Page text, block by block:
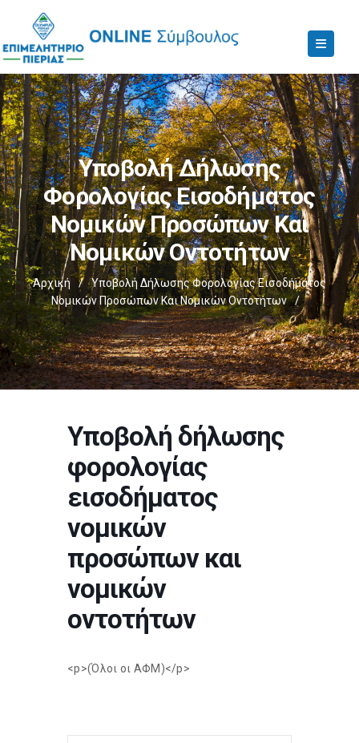
Υποβολή Δήλωσης
Φορολογίας Εισοδήματος
Νομικών Προσώπων Και
Νομικών Οντοτήτων
Αρχική /
Υποβολή Δήλωσης Φορολογίας Εισοδήματος
Νομικών Προσώπων Και Νομικών Οντοτήτων
/
Υποβολή δήλωσης
φορολογίας
εισοδήματος
νομικών
προσώπων και
νομικών
οντοτήτων
<p>(Όλοι οι ΑΦΜ)</p>